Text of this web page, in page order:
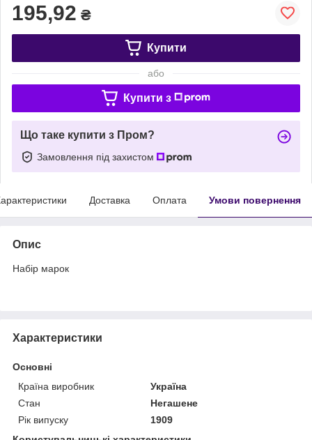
195,92 ₴
Купити
або
Купити з
Що таке купити з Пром?
Замовлення під захистом
Доставка Оплата Умови повернення
Опис
Набір марок
Характеристики
Основні
Країна виробник
Україна
Стан
Негашене
Рік випуску
1909